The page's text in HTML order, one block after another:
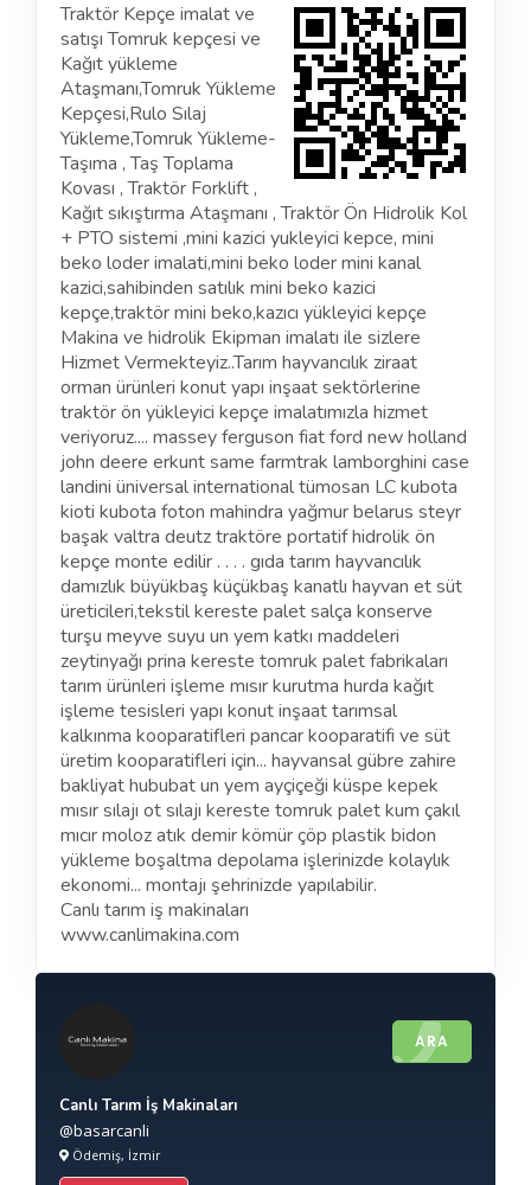
Traktör Kepçe imalat ve
satışı Tomruk kepçesi ve
Kağıt yükleme
Ataşmanı,Tomruk Yükleme
Kepçesi,Rulo Sılaj
Yükleme,Tomruk Yükleme-
Taşıma , Taş Toplama
Kovası , Traktör Forklift ,
Kağıt sıkıştırma Ataşmanı , Traktör Ön Hidrolik Kol
+ PTO sistemi ,mini kazici yukleyici kepce, mini
beko loder imalati,mini beko loder mini kanal
kazici,sahibinden satılık mini beko kazici
kepçe,traktör mini beko,kazıcı yükleyici kepçe
Makina ve hidrolik Ekipman imalatı ile sizlere
Hizmet Vermekteyiz..Tarım hayvancılık ziraat
orman ürünleri konut yapı inşaat sektörlerine
traktör ön yükleyici kepçe imalatımızla hizmet
veriyoruz.... massey ferguson fiat ford new holland
john deere erkunt same farmtrak lamborghini case
landini üniversal international tümosan LC kubota
kioti kubota foton mahindra yağmur belarus steyr
başak valtra deutz traktöre portatif hidrolik ön
kepçe monte edilir . . . . gıda tarım hayvancılık
damızlık büyükbaş küçükbaş kanatlı hayvan et süt
üreticileri,tekstil kereste palet salça konserve
turşu meyve suyu un yem katkı maddeleri
zeytinyağı prina kereste tomruk palet fabrikaları
tarım ürünleri işleme mısır kurutma hurda kağıt
işleme tesisleri yapı konut inşaat tarımsal
kalkınma kooparatifleri pancar kooparatifi ve süt
üretim kooparatifleri için... hayvansal gübre zahire
bakliyat hububat un yem ayçiçeği küspe kepek
mısır sılajı ot sılajı kereste tomruk palet kum çakıl
mıcır moloz atık demir kömür çöp plastik bidon
yükleme boşaltma depolama işlerinizde kolaylık
ekonomi... montajı şehrinizde yapılabilir.
Canlı tarım iş makinaları
www.canlimakina.com
ARA
Canlı Tarım İş Makinaları
@basarcanli
Ödemiş, İzmir